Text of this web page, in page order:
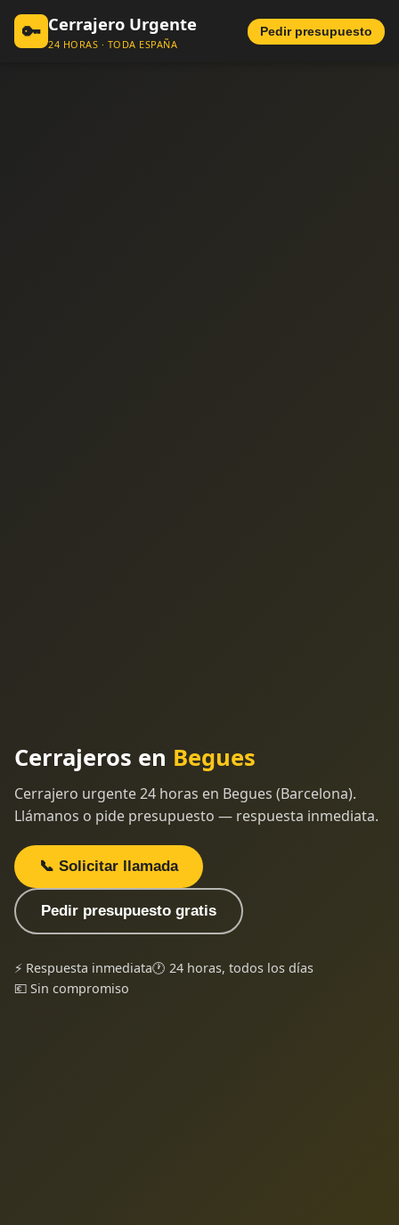
🔑 Cerrajero Urgente
24 HORAS · TODA ESPAÑA
Pedir presupuesto
Cerrajeros en Begues
Cerrajero urgente 24 horas en Begues (Barcelona).
Llámanos o pide presupuesto — respuesta inmediata.
📞 Solicitar llamada
Pedir presupuesto gratis
⚡ Respuesta inmediata🕐 24 horas, todos los días
💶 Sin compromiso